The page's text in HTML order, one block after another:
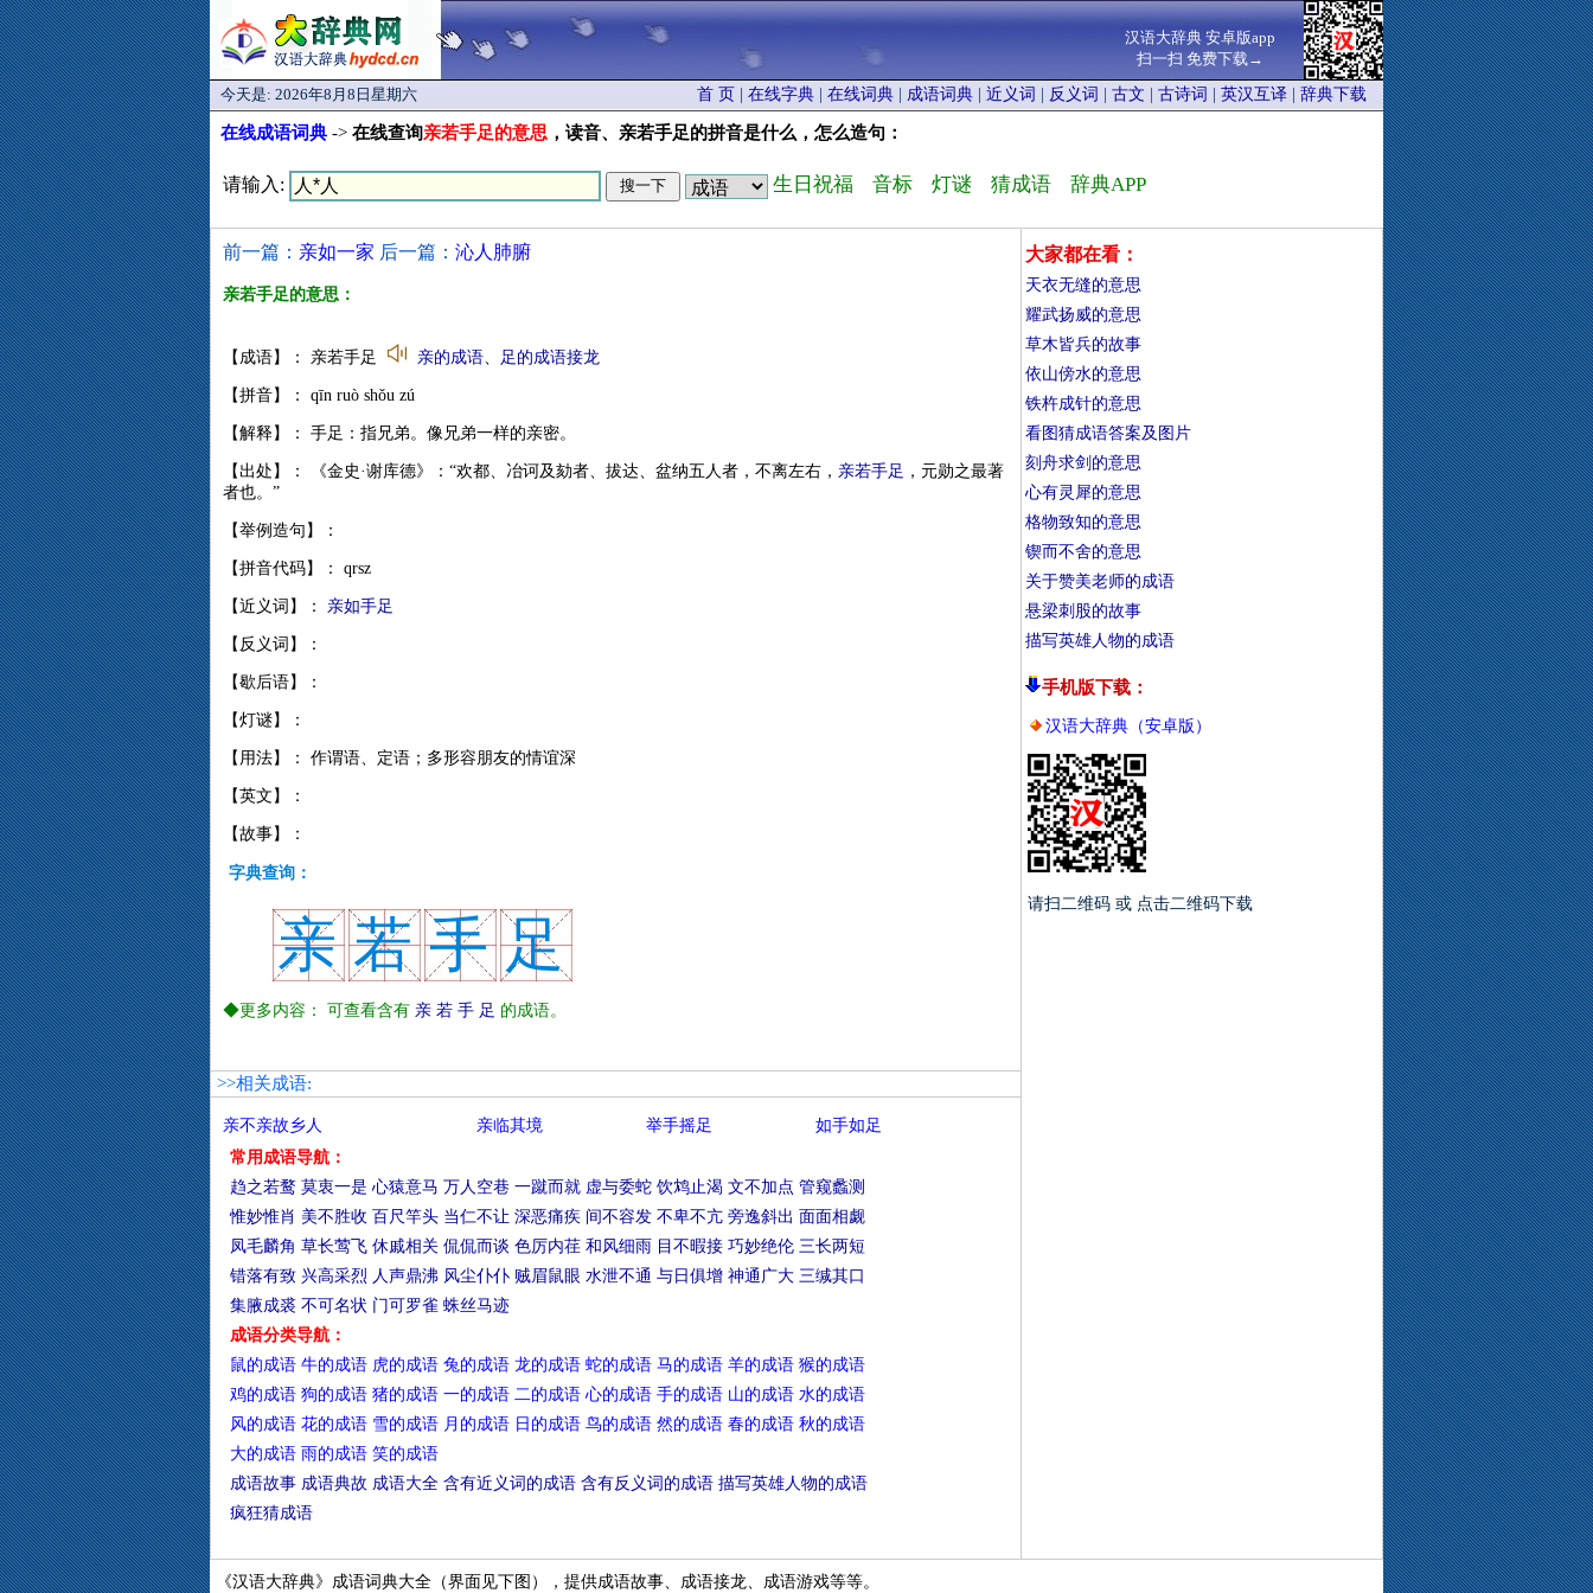
汉语大辞典 安卓版app
扫一扫 免费下载→
今天是: 2026年8月8日星期六 首 页 在线字典 在线词典 成语词典 近义词 反义词 古文 古诗词 英汉互译 辞典下载
在线成语词典 -> 在线查询亲若手足的意思 ，读音、亲若手足的拼音是什么，怎么造句：
请输入: 生日祝福 音标 灯谜 猜成语 辞典APP
前一篇： 亲如一家 后一篇： 沁人肺腑
亲若手足的意思：
【成语】： 亲若手足 亲的成语、 足的成语接龙
【拼音】： qīn ruò shǒu zú
【解释】： 手足：指兄弟。像兄弟一样的亲密。
【出处】： 《金史·谢库德》：“欢都、冶诃及劾者、拔达、盆纳五人者，不离左右， 亲若手足 ，元勋之最著
者也。”
【举例造句】：
【拼音代码】： qrsz
【近义词】： 亲如手足
【反义词】：
【歇后语】：
【灯谜】：
【用法】： 作谓语、定语；多形容朋友的情谊深
【英文】：
【故事】：
字典查询：
亲 若 手 足
◆更多内容： 可查看含有 亲 若 手 足 的成语。
大家都在看：
天衣无缝的意思
耀武扬威的意思
草木皆兵的故事
依山傍水的意思
铁杵成针的意思
看图猜成语答案及图片
刻舟求剑的意思
心有灵犀的意思
格物致知的意思
锲而不舍的意思
关于赞美老师的成语
悬梁刺股的故事
描写英雄人物的成语
手机版下载：
汉语大辞典（安卓版）
请扫二维码 或 点击二维码下载
>>相关成语:
亲不亲故乡人 亲临其境 举手摇足
如手如足
常用成语导航：
趋之若鹜 莫衷一是 心猿意马 万人空巷 一蹴而就 虚与委蛇 饮鸩止渴 文不加点 管窥蠡测
惟妙惟肖 美不胜收 百尺竿头 当仁不让 深恶痛疾 间不容发 不卑不亢 旁逸斜出 面面相觑
凤毛麟角 草长莺飞 休戚相关 侃侃而谈 色厉内荏 和风细雨 目不暇接 巧妙绝伦 三长两短
错落有致 兴高采烈 人声鼎沸 风尘仆仆 贼眉鼠眼 水泄不通 与日俱增 神通广大 三缄其口
集腋成裘 不可名状 门可罗雀 蛛丝马迹
成语分类导航：
鼠的成语 牛的成语 虎的成语 兔的成语 龙的成语 蛇的成语 马的成语 羊的成语 猴的成语
鸡的成语 狗的成语 猪的成语 一的成语 二的成语 心的成语 手的成语 山的成语 水的成语
风的成语 花的成语 雪的成语 月的成语 日的成语 鸟的成语 然的成语 春的成语 秋的成语
大的成语 雨的成语 笑的成语
成语故事 成语典故 成语大全 含有近义词的成语 含有反义词的成语 描写英雄人物的成语
疯狂猜成语
《汉语大辞典》成语词典大全（界面见下图），提供成语故事、成语接龙、成语游戏等等。